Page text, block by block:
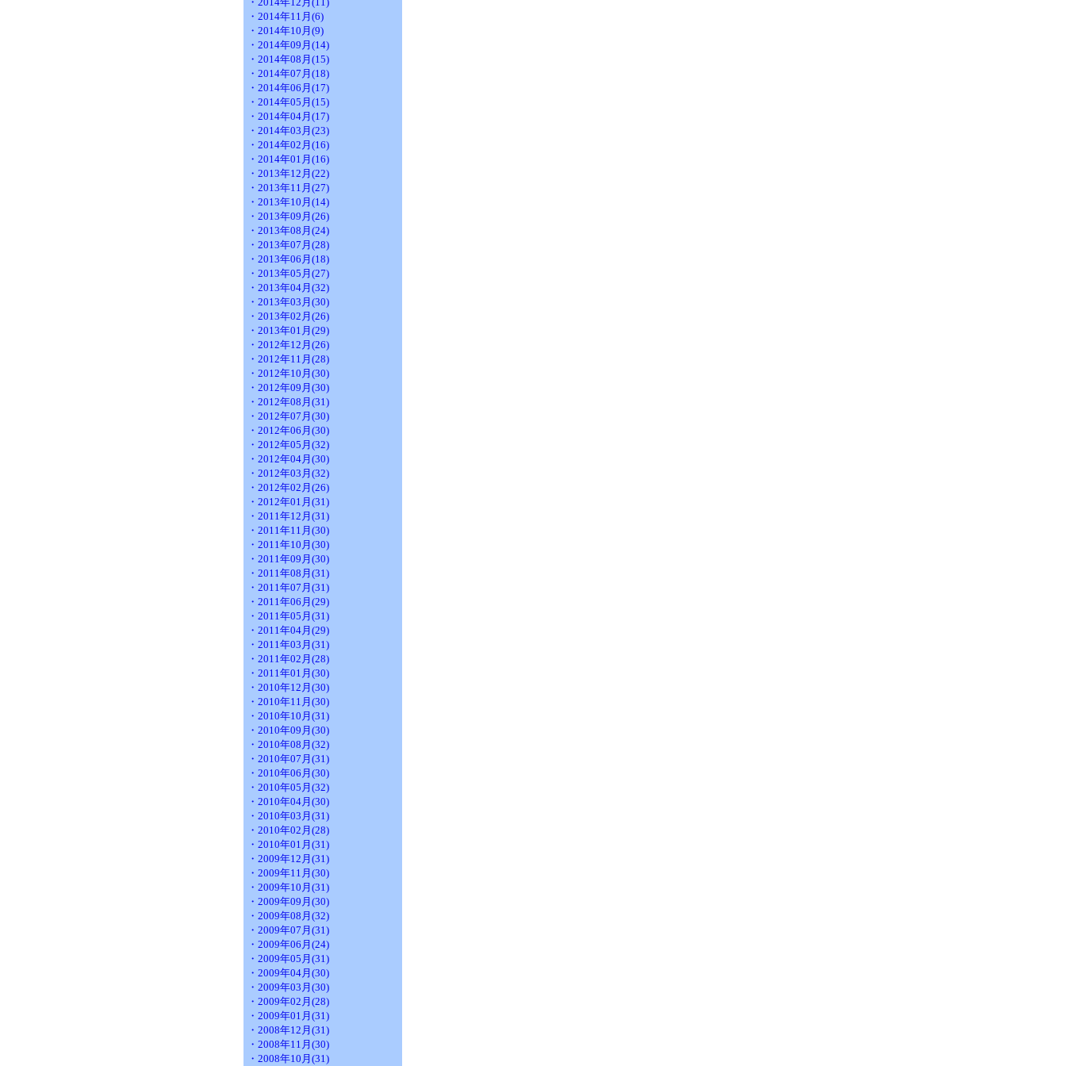
・2014年11月(6)
・2014年10月(9)
・2014年09月(14)
・2014年08月(15)
・2014年07月(18)
・2014年06月(17)
・2014年05月(15)
・2014年04月(17)
・2014年03月(23)
・2014年02月(16)
・2014年01月(16)
・2013年12月(22)
・2013年11月(27)
・2013年10月(14)
・2013年09月(26)
・2013年08月(24)
・2013年07月(28)
・2013年06月(18)
・2013年05月(27)
・2013年04月(32)
・2013年03月(30)
・2013年02月(26)
・2013年01月(29)
・2012年12月(26)
・2012年11月(28)
・2012年10月(30)
・2012年09月(30)
・2012年08月(31)
・2012年07月(30)
・2012年06月(30)
・2012年05月(32)
・2012年04月(30)
・2012年03月(32)
・2012年02月(26)
・2012年01月(31)
・2011年12月(31)
・2011年11月(30)
・2011年10月(30)
・2011年09月(30)
・2011年08月(31)
・2011年07月(31)
・2011年06月(29)
・2011年05月(31)
・2011年04月(29)
・2011年03月(31)
・2011年02月(28)
・2011年01月(30)
・2010年12月(30)
・2010年11月(30)
・2010年10月(31)
・2010年09月(30)
・2010年08月(32)
・2010年07月(31)
・2010年06月(30)
・2010年05月(32)
・2010年04月(30)
・2010年03月(31)
・2010年02月(28)
・2010年01月(31)
・2009年12月(31)
・2009年11月(30)
・2009年10月(31)
・2009年09月(30)
・2009年08月(32)
・2009年07月(31)
・2009年06月(24)
・2009年05月(31)
・2009年04月(30)
・2009年03月(30)
・2009年02月(28)
・2009年01月(31)
・2008年12月(31)
・2008年11月(30)
・2008年10月(31)